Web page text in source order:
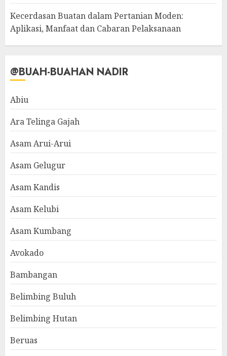
Kecerdasan Buatan dalam Pertanian Moden:
Aplikasi, Manfaat dan Cabaran Pelaksanaan
@BUAH-BUAHAN NADIR
Abiu
Ara Telinga Gajah
Asam Arui-Arui
Asam Gelugur
Asam Kandis
Asam Kelubi
Asam Kumbang
Avokado
Bambangan
Belimbing Buluh
Belimbing Hutan
Beruas